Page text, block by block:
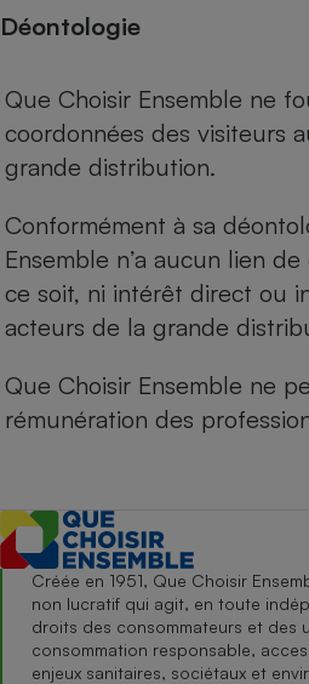
Déontologie
Que Choisir Ensemble ne
coordonnées des visiteurs
grande distribution.
Conformément à sa
Ensemble n’a aucun lien
ce soit, ni intérêt direct ou
acteurs de la grande
Que Choisir Ensemble ne
rémunération des
Créée en 1951, Que Choisir
non lucratif qui agit, en toute
droits des consommateurs et des
consommation responsable,
enjeux sanitaires, sociétaux et